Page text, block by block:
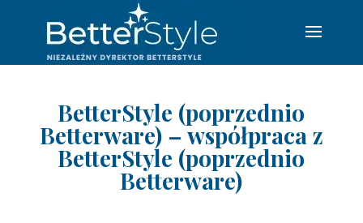
BetterStyle (poprzednio
Betterware) – współpraca z
BetterStyle (poprzednio
Betterware)